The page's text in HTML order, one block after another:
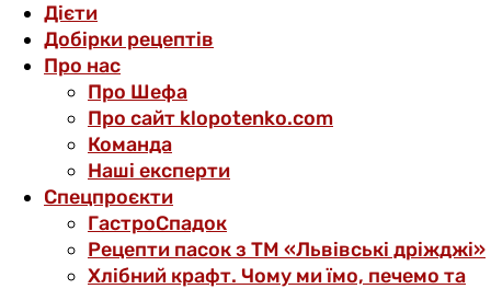
Дієти
Добірки рецептів
Про нас
Про Шефа
Про сайт klopotenko.com
Команда
Наші експерти
Спецпроєкти
ГастроСпадок
Рецепти пасок з ТМ «Львівські дріжджі»
Хлібний крафт. Чому ми їмо, печемо та